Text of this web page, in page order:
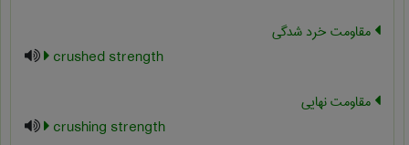
مقاومت خرد شدگی
crushed strength
مقاومت نهایی
crushing strength